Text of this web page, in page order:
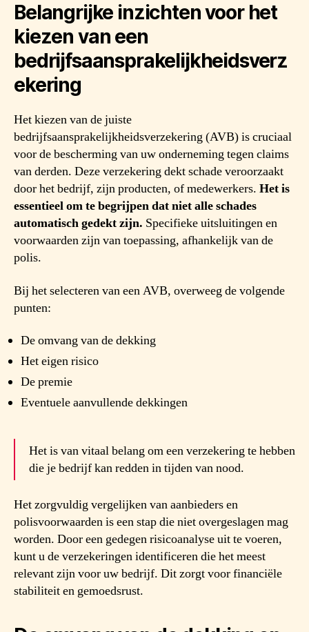
Belangrijke inzichten voor het
kiezen van een
bedrijfsaansprakelijkheidsverz
ekering
Het kiezen van de juiste
bedrijfsaansprakelijkheidsverzekering (AVB) is cruciaal
voor de bescherming van uw onderneming tegen claims
van derden. Deze verzekering dekt schade veroorzaakt
door het bedrijf, zijn producten, of medewerkers. Het is
essentieel om te begrijpen dat niet alle schades
automatisch gedekt zijn. Specifieke uitsluitingen en
voorwaarden zijn van toepassing, afhankelijk van de
polis.
Bij het selecteren van een AVB, overweeg de volgende
punten:
De omvang van de dekking
Het eigen risico
De premie
Eventuele aanvullende dekkingen
Het is van vitaal belang om een verzekering te hebben
die je bedrijf kan redden in tijden van nood.
Het zorgvuldig vergelijken van aanbieders en
polisvoorwaarden is een stap die niet overgeslagen mag
worden. Door een gedegen risicoanalyse uit te voeren,
kunt u de verzekeringen identificeren die het meest
relevant zijn voor uw bedrijf. Dit zorgt voor financiële
stabiliteit en gemoedsrust.